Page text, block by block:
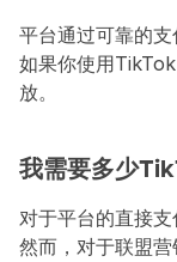
平台通过可靠的支
如果你使用
放。
我需要多少
对于平台的直接支
然而，对于联盟